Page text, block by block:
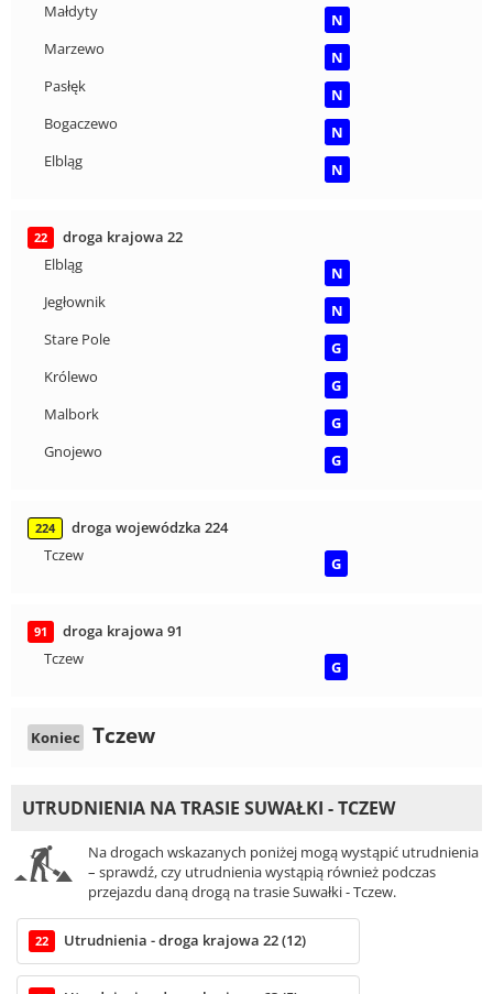
Małdyty
N
Marzewo
N
Pasłęk
N
Bogaczewo
N
Elbląg
N
22
droga krajowa 22
Elbląg
N
Jegłownik
N
Stare Pole
G
Królewo
G
Malbork
G
Gnojewo
G
224
droga wojewódzka 224
Tczew
G
91
droga krajowa 91
Tczew
G
Koniec Tczew
UTRUDNIENIA NA TRASIE SUWAŁKI - TCZEW
Na drogach wskazanych poniżej mogą wystąpić utrudnienia
– sprawdź, czy utrudnienia wystąpią również podczas
przejazdu daną drogą na trasie Suwałki - Tczew.
22 Utrudnienia - droga krajowa 22 (12)